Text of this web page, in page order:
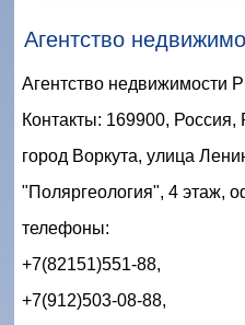
Агентство
Агентство
Контакты: 169900, Россия,
город Воркута, улица
"Поляргеология", 4 этаж,
телефоны:
+7(82151)551-88,
+7(912)503-08-88,